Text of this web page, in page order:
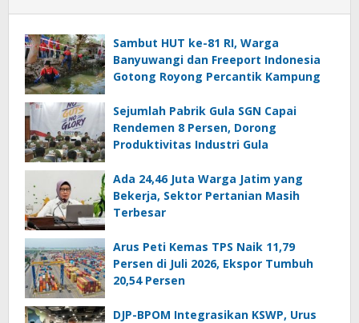
Sambut HUT ke-81 RI, Warga
Banyuwangi dan Freeport Indonesia
Gotong Royong Percantik Kampung
Sejumlah Pabrik Gula SGN Capai
Rendemen 8 Persen, Dorong
Produktivitas Industri Gula
Ada 24,46 Juta Warga Jatim yang
Bekerja, Sektor Pertanian Masih
Terbesar
Arus Peti Kemas TPS Naik 11,79
Persen di Juli 2026, Ekspor Tumbuh
20,54 Persen
DJP-BPOM Integrasikan KSWP, Urus